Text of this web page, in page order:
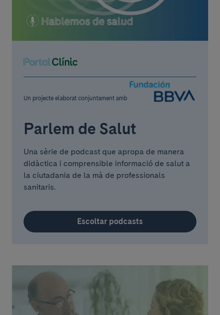
Un projecte elaborat conjuntament amb
Parlem de Salut
Una sèrie de podcast que apropa de manera
didàctica i comprensible informació de salut a
la ciutadania de la mà de professionals
sanitaris.
Escoltar podcasts